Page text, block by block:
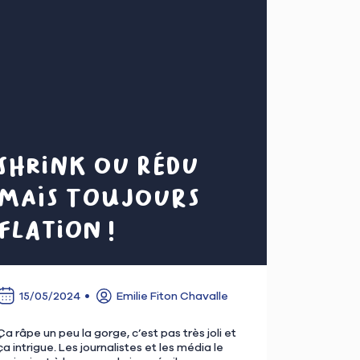
ou rédu
toujours
!
15/05/2024 Emilie Fiton Chavalle
râpe un peu la gorge, c’est pas très joli et
intrigue. Les journalistes et les média le